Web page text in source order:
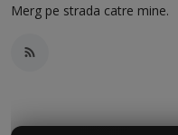
Merg pe strada catre mine.